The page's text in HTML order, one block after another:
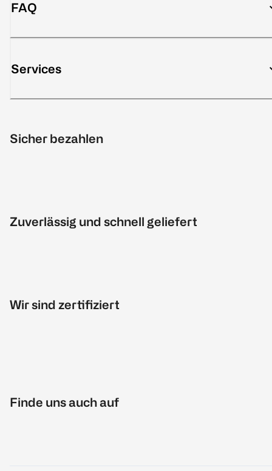
FAQ
Services
Sicher bezahlen
Zuverlässig und schnell geliefert
Wir sind zertifiziert
Finde uns auch auf